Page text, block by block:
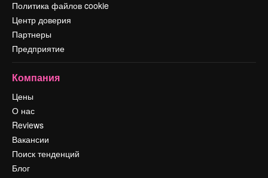
Политика файлов cookie
Центр доверия
Партнеры
Предприятие
Компания
Цены
О нас
Reviews
Вакансии
Поиск тенденций
Блог